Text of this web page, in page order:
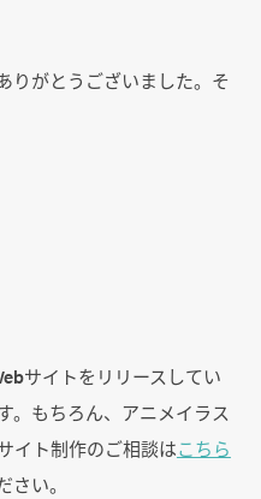
りがとうございました。そ
サイトをリリースしてい
。もちろん、アニメイラス
イト制作のご相談はこちら
い。